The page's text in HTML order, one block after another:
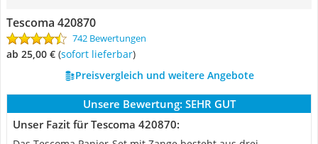
Tescoma 420870
742 Bewertungen
ab 25,00 € ( Sofort lieferbar)
Preisvergleich und weitere Angebote
Unsere Bewertung: SEHR GUT
Unser Fazit für Tescoma 420870: